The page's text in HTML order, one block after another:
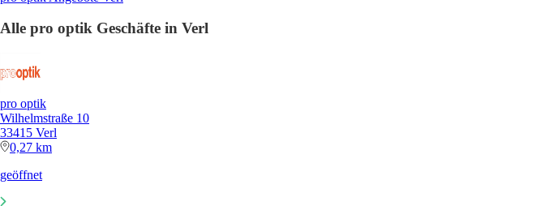
Alle pro optik Geschäfte in Verl
pro optik
Wilhelmstraße 10
33415 Verl
0,27 km
geöffnet